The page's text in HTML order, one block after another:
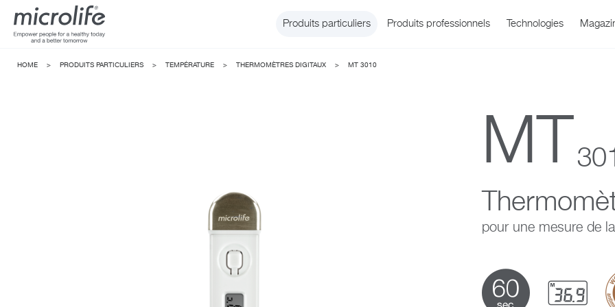
Produits particuliers
Tension artérielle Soins
Produits professionnels
WatchBP Office WatchBP
Technologies
Assistance
Qui sommes-nous ?Infos et
HOME > PRODUITS PARTICULIERS > TEMPÉRATURE > THERMOMÈTRES DIGITAUX > MT 3010
MT
pour une mesure de